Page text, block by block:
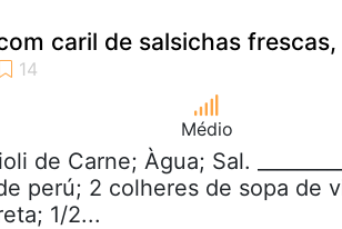
caril de salsichas
Médio
de Carne; Àgua; Sal.
perú; 2 colheres de sopa de
1/2...